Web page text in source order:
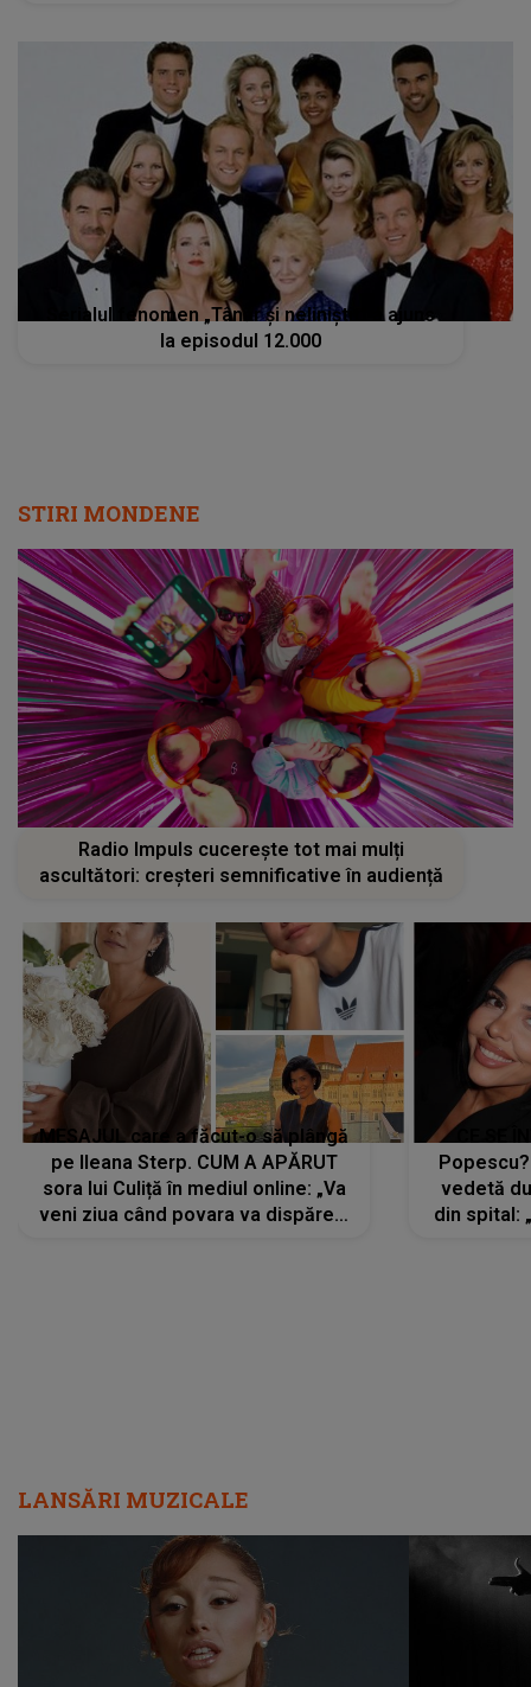
Serialul fenomen „Tânăr și neliniștit” a ajuns
la episodul 12.000
STIRI MONDENE
Radio Impuls cucerește tot mai mulți
ascultători: creșteri semnificative în audiență
MESAJUL care a făcut-o să plângă
pe Ileana Sterp. CUM A APĂRUT
sora lui Culiță în mediul online: „Va
veni ziua când povara va dispărea,
vedetă
din spital:
LANSĂRI MUZICALE